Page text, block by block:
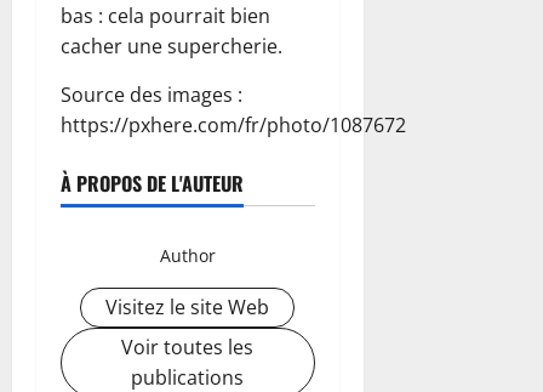
bas : cela pourrait bien
cacher une supercherie.
Source des images :
https://pxhere.com/fr/photo/1087672
À PROPOS DE L'AUTEUR
Author
Visitez le site Web
Voir toutes les
publications